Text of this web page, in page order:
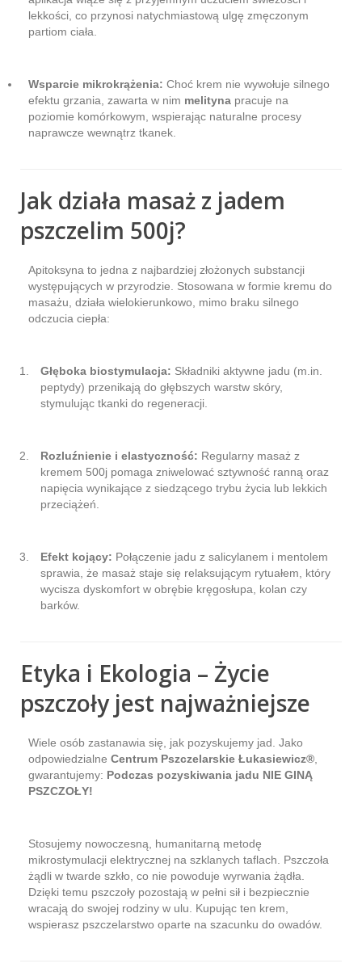
lekkości, co przynosi natychmiastową ulgę zmęczonym
partiom ciała.
Wsparcie mikrokrążenia: Choć krem nie wywołuje silnego
efektu grzania, zawarta w nim melityna pracuje na
poziomie komórkowym, wspierając naturalne procesy
naprawcze wewnątrz tkanek.
Jak działa masaż z jadem
pszczelim 500j?
Apitoksyna to jedna z najbardziej złożonych substancji
występujących w przyrodzie. Stosowana w formie kremu do
masażu, działa wielokierunkowo, mimo braku silnego
odczucia ciepła:
Głęboka biostymulacja: Składniki aktywne jadu (m.in.
peptydy) przenikają do głębszych warstw skóry,
stymulując tkanki do regeneracji.
Rozluźnienie i elastyczność: Regularny masaż z
kremem 500j pomaga zniwelować sztywność ranną oraz
napięcia wynikające z siedzącego trybu życia lub lekkich
przeciążeń.
Efekt kojący: Połączenie jadu z salicylanem i mentolem
sprawia, że masaż staje się relaksującym rytuałem, który
wycisza dyskomfort w obrębie kręgosłupa, kolan czy
barków.
Etyka i Ekologia – Życie
pszczoły jest najważniejsze
Wiele osób zastanawia się, jak pozyskujemy jad. Jako
odpowiedzialne Centrum Pszczelarskie Łukasiewicz®
gwarantujemy: Podczas pozyskiwania jadu NIE GINĄ
PSZCZOŁY!
Stosujemy nowoczesną, humanitarną metodę
mikrostymulacji elektrycznej na szklanych taflach. Pszczoła
żądli w twarde szkło, co nie powoduje wyrwania żądła.
Dzięki temu pszczoły pozostają w pełni sił i bezpiecznie
wracają do swojej rodziny w ulu. Kupując ten krem,
wspierasz pszczelarstwo oparte na szacunku do owadów.